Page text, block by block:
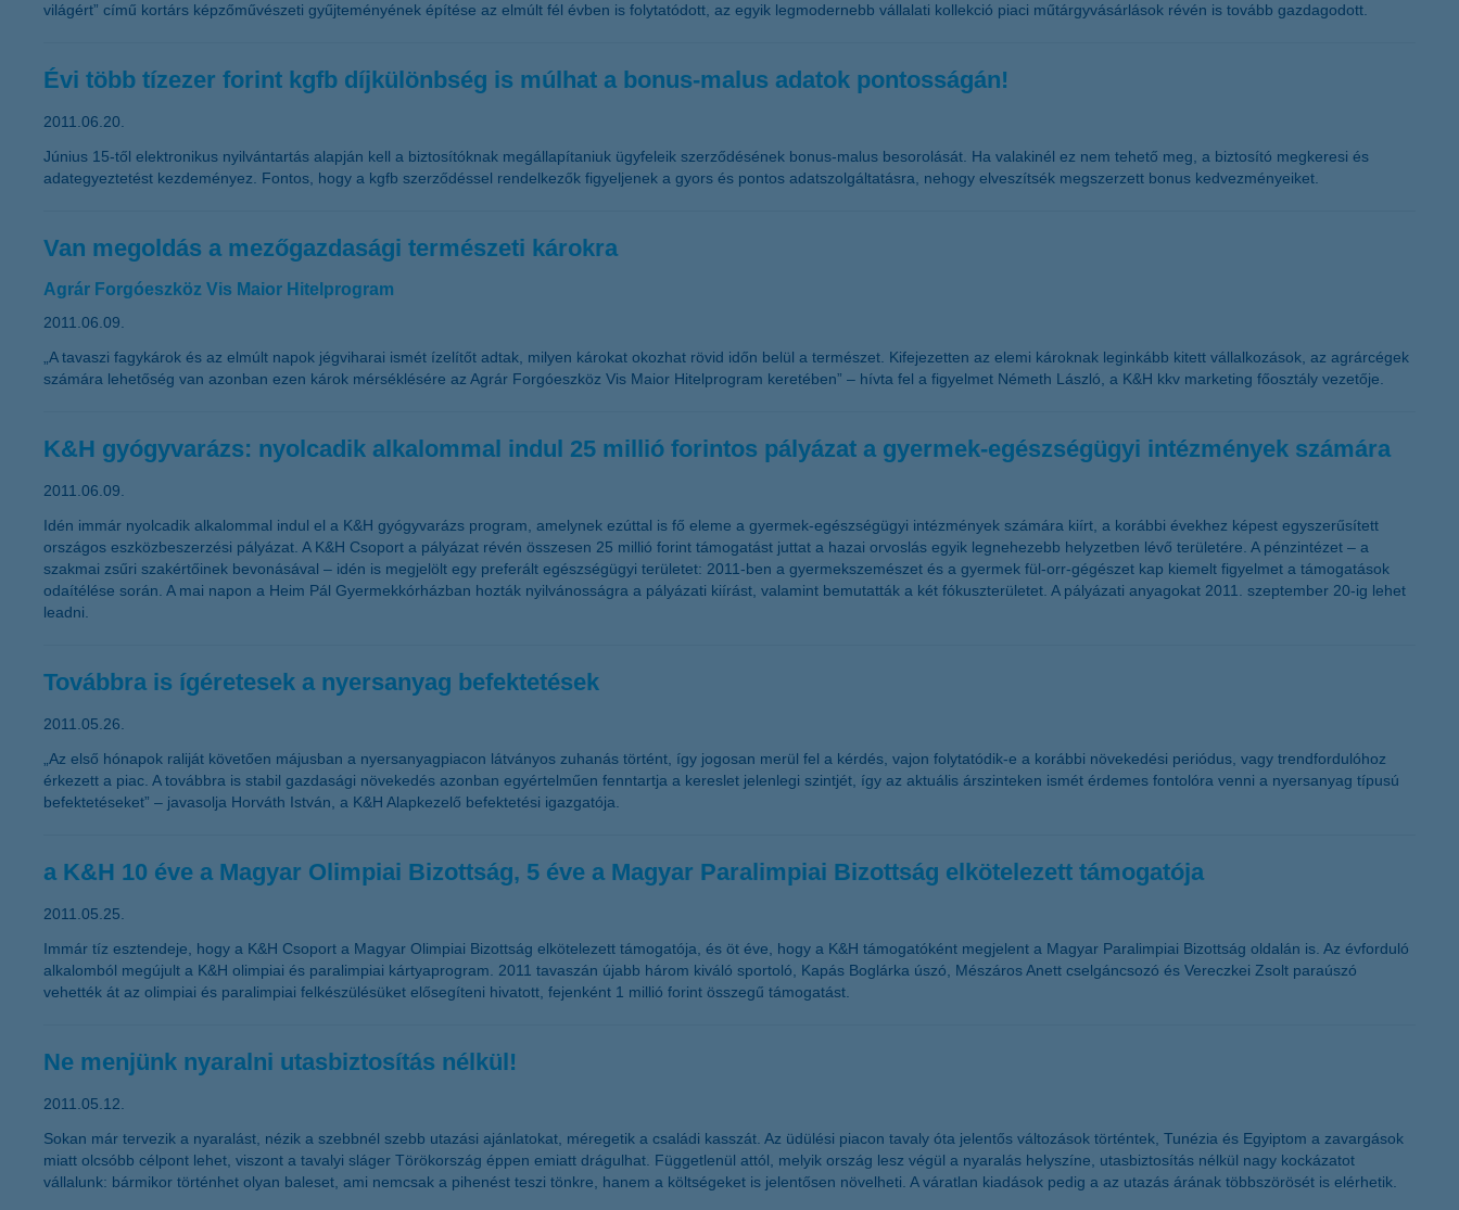
világért” című kortárs képzőművészeti gyűjteményének építése az elmúlt fél évben is folytatódott, az egyik legmodernebb vállalati kollekció piaci műtárgyvásárlások révén is tovább gazdagodott.
Évi több tízezer forint kgfb díjkülönbség is múlhat a bonus-malus adatok pontosságán!
2011.06.20.
Június 15-től elektronikus nyilvántartás alapján kell a biztosítóknak megállapítaniuk ügyfeleik szerződésének bonus-malus besorolását. Ha valakinél ez nem tehető meg, a biztosító megkeresi és
adategyeztetést kezdeményez. Fontos, hogy a kgfb szerződéssel rendelkezők figyeljenek a gyors és pontos adatszolgáltatásra, nehogy elveszítsék megszerzett bonus kedvezményeiket.
Van megoldás a mezőgazdasági természeti károkra
Agrár Forgóeszköz Vis Maior Hitelprogram
2011.06.09.
„A tavaszi fagykárok és az elmúlt napok jégviharai ismét ízelítőt adtak, milyen károkat okozhat rövid időn belül a természet. Kifejezetten az elemi károknak leginkább kitett vállalkozások, az agrárcégek
számára lehetőség van azonban ezen károk mérséklésére az Agrár Forgóeszköz Vis Maior Hitelprogram keretében” – hívta fel a figyelmet Németh László, a K&H kkv marketing főosztály vezetője.
K&H gyógyvarázs: nyolcadik alkalommal indul 25 millió forintos pályázat a gyermek-egészségügyi intézmények számára
2011.06.09.
Idén immár nyolcadik alkalommal indul el a K&H gyógyvarázs program, amelynek ezúttal is fő eleme a gyermek-egészségügyi intézmények számára kiírt, a korábbi évekhez képest egyszerűsített
országos eszközbeszerzési pályázat. A K&H Csoport a pályázat révén összesen 25 millió forint támogatást juttat a hazai orvoslás egyik legnehezebb helyzetben lévő területére. A pénzintézet – a
szakmai zsűri szakértőinek bevonásával – idén is megjelölt egy preferált egészségügyi területet: 2011-ben a gyermekszemészet és a gyermek fül-orr-gégészet kap kiemelt figyelmet a támogatások
odaítélése során. A mai napon a Heim Pál Gyermekkórházban hozták nyilvánosságra a pályázati kiírást, valamint bemutatták a két fókuszterületet. A pályázati anyagokat 2011. szeptember 20-ig lehet
leadni.
Továbbra is ígéretesek a nyersanyag befektetések
2011.05.26.
„Az első hónapok raliját követően májusban a nyersanyagpiacon látványos zuhanás történt, így jogosan merül fel a kérdés, vajon folytatódik-e a korábbi növekedési periódus, vagy trendfordulóhoz
érkezett a piac. A továbbra is stabil gazdasági növekedés azonban egyértelműen fenntartja a kereslet jelenlegi szintjét, így az aktuális árszinteken ismét érdemes fontolóra venni a nyersanyag típusú
befektetéseket” – javasolja Horváth István, a K&H Alapkezelő befektetési igazgatója.
a K&H 10 éve a Magyar Olimpiai Bizottság, 5 éve a Magyar Paralimpiai Bizottság elkötelezett támogatója
2011.05.25.
Immár tíz esztendeje, hogy a K&H Csoport a Magyar Olimpiai Bizottság elkötelezett támogatója, és öt éve, hogy a K&H támogatóként megjelent a Magyar Paralimpiai Bizottság oldalán is. Az évforduló
alkalomból megújult a K&H olimpiai és paralimpiai kártyaprogram. 2011 tavaszán újabb három kiváló sportoló, Kapás Boglárka úszó, Mészáros Anett cselgáncsozó és Vereczkei Zsolt paraúszó
vehették át az olimpiai és paralimpiai felkészülésüket elősegíteni hivatott, fejenként 1 millió forint összegű támogatást.
Ne menjünk nyaralni utasbiztosítás nélkül!
2011.05.12.
Sokan már tervezik a nyaralást, nézik a szebbnél szebb utazási ajánlatokat, méregetik a családi kasszát. Az üdülési piacon tavaly óta jelentős változások történtek, Tunézia és Egyiptom a zavargások
miatt olcsóbb célpont lehet, viszont a tavalyi sláger Törökország éppen emiatt drágulhat. Függetlenül attól, melyik ország lesz végül a nyaralás helyszíne, utasbiztosítás nélkül nagy kockázatot
vállalunk: bármikor történhet olyan baleset, ami nemcsak a pihenést teszi tönkre, hanem a költségeket is jelentősen növelheti. A váratlan kiadások pedig a az utazás árának többszörösét is elérhetik.